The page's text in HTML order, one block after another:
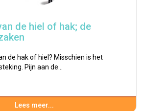
de hiel of hak; de
de hak of hiel? Misschien is het
Pijn aan de…
Lees meer...